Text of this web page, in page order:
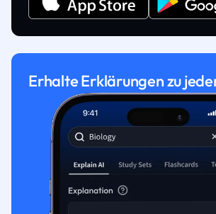
Erhalte Erklärungen zu